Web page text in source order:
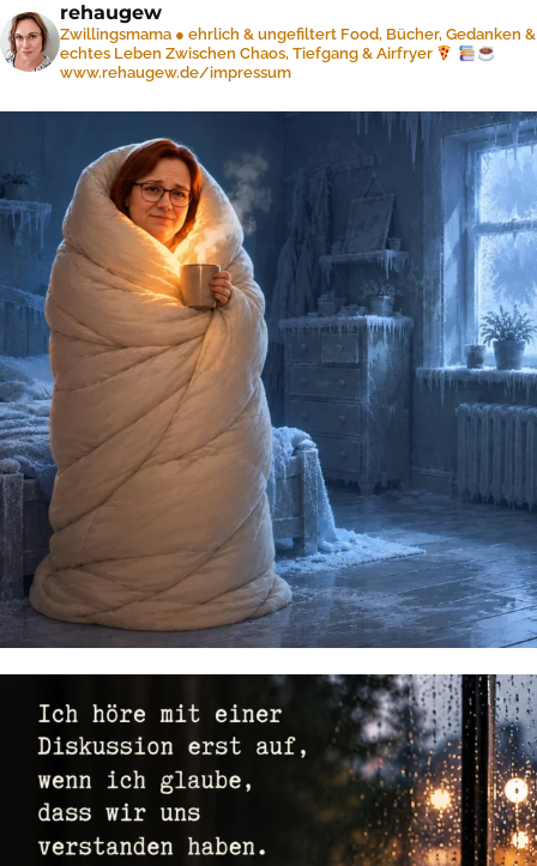
rehaugew
Zwillingsmama ● ehrlich & ungefiltert Food, Bücher, Gedanken &
echtes Leben Zwischen Chaos, Tiefgang & Airfryer
www.rehaugew.de/impressum